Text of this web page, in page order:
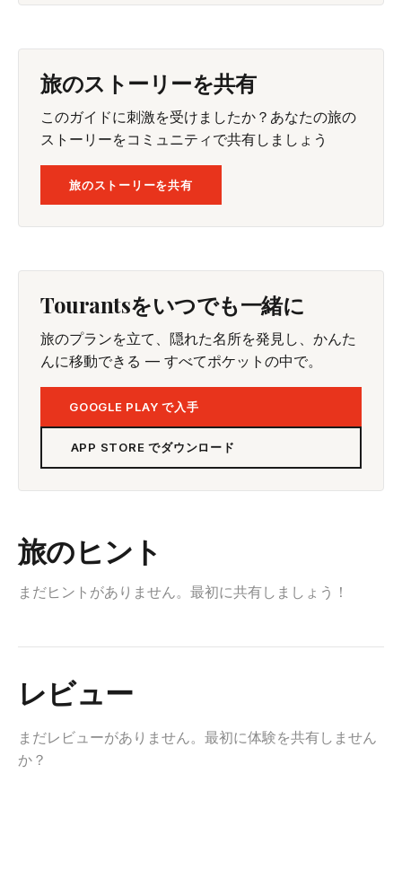
旅のストーリーを共有
このガイドに刺激を受けましたか？あなたの旅の
ストーリーをコミュニティで共有しましょう
旅のストーリーを共有
Tourantsをいつでも一緒に
旅のプランを立て、隠れた名所を発見し、かんた
んに移動できる — すべてポケットの中で。
GOOGLE PLAY で入手
APP STORE でダウンロード
旅のヒント
まだヒントがありません。最初に共有しましょう！
レビュー
まだレビューがありません。最初に体験を共有しません
か？